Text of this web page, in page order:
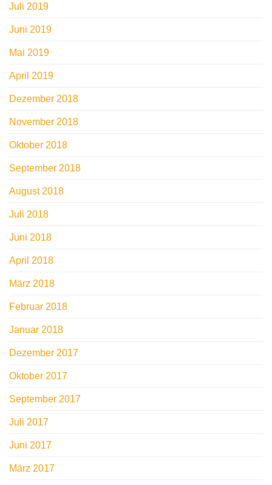
Juli 2019
Juni 2019
Mai 2019
April 2019
Dezember 2018
November 2018
Oktober 2018
September 2018
August 2018
Juli 2018
Juni 2018
April 2018
März 2018
Februar 2018
Januar 2018
Dezember 2017
Oktober 2017
September 2017
Juli 2017
Juni 2017
März 2017